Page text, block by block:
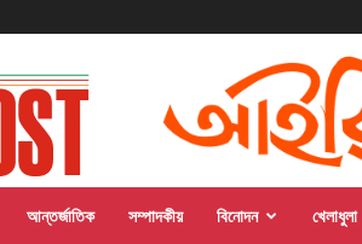
আন্তর্জাতিক সম্পাদকীয় বিনোদন খেলাধুলা